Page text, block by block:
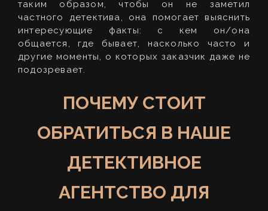
таким образом, чтобы он не заметил
частного детектива, она помогает выяснить
интересующие факты: с кем он/она
общается, где бывает, насколько часто и
другие моменты, о которых заказчик даже не
подозревает.
ПОЧЕМУ СТОИТ
ОБРАТИТЬСЯ В НАШЕ
ДЕТЕКТИВНОЕ
АГЕНТСТВО ДЛЯ